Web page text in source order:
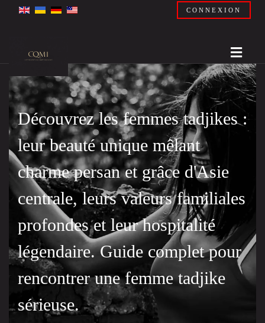
CONNEXION
Découvrez les femmes tadjikes :
leur beauté unique mêlant
charme persan et grâce d'Asie
centrale, leurs valeurs familiales
profondes et leur hospitalité
légendaire. Guide complet pour
rencontrer une femme tadjike
sérieuse.